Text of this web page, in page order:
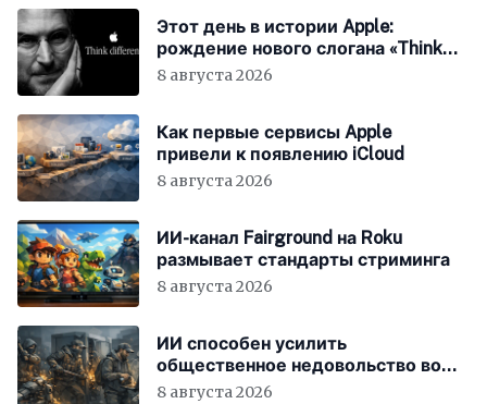
Этот день в истории Apple:
рождение нового слогана «Think
Different»
8 августа 2026
Как первые сервисы Apple
привели к появлению iCloud
8 августа 2026
ИИ-канал Fairground на Roku
размывает стандарты стриминга
8 августа 2026
ИИ способен усилить
общественное недовольство во
всём мире
8 августа 2026